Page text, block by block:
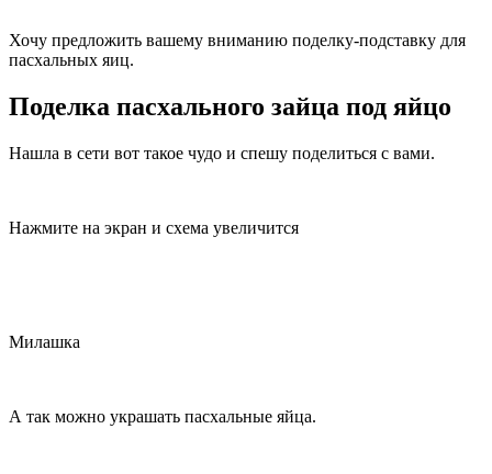
Хочу предложить вашему вниманию поделку-подставку для
пасхальных яиц.
Поделка пасхального зайца под яйцо
Нашла в сети вот такое чудо и спешу поделиться с вами.
Нажмите на экран и схема увеличится
Милашка
А так можно украшать пасхальные яйца.